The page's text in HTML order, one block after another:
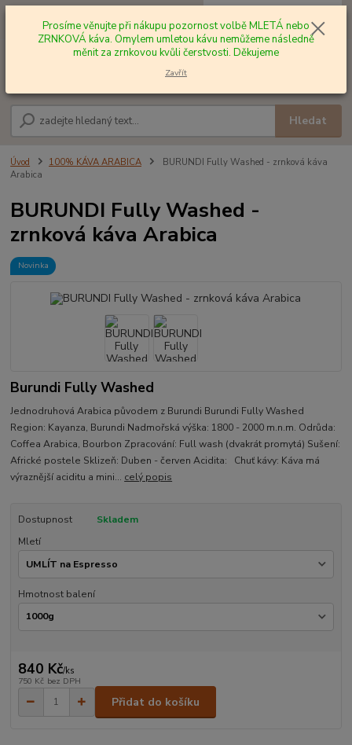
Hledat
+420 602 577 209 za0,00 Kč
Úvod 100% KÁVA ARABICA
BURUNDI Fully Washed - zrnková káva
Arabica
BURUNDI Fully Washed -
zrnková káva Arabica
Novinka
Burundi Fully Washed
Jednodruhová Arabica původem z Burundi Burundi Fully Washed
Region: Kayanza, Burundi Nadmořská výška: 1800 - 2000 m.n.m. Odrůda:
Coffea Arabica, Bourbon Zpracování: Full wash (dvakrát promytá) Sušení:
Africké postele Sklizeň: Duben - červen Acidita: Chuť kávy: Káva má
výraznější aciditu a mini... celý popis
Dostupnost
Skladem
Mletí
Hmotnost balení
840 Kč/ks
750 Kč bez DPH
Přidat do košíku
Prosíme věnujte při nákupu pozornost volbě MLETÁ nebo
ZRNKOVÁ káva. Omylem umletou kávu nemůžeme následně
měnit za zrnkovou kvůli čerstvosti. Děkujeme
Zavřít